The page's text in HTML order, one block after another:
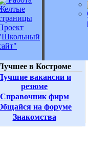
в Костроме
вакансии и
резюме
Справочник фирм
на форуме
Знакомства